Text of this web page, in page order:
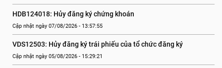
HDB124018: Hủy đăng ký chứng khoán
Cập nhật ngày 07/08/2026 - 13:57:55
VDS12503: Hủy đăng ký trái phiếu của tổ chức đăng ký
Cập nhật ngày 05/08/2026 - 15:29:21